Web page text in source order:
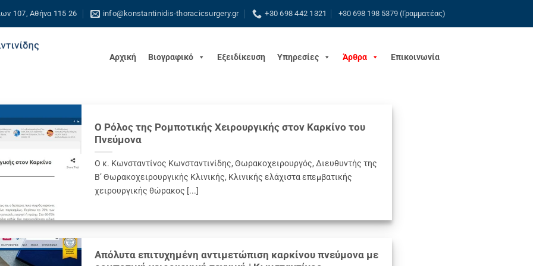
107, Αθήνα 115 26 info@konstantinidis-thoracicsurgery.gr +30 698 442 1321 +30 698 198 5379 (Γραμματέας)
Αρχική Βιογραφικό Εξειδίκευση Υπηρεσίες Άρθρα Επικοινωνία
Ο Ρόλος της Ρομποτικής Χειρουργικής στον Καρκίνο του
Πνεύμονα
Ο κ. Κωνσταντίνος Κωνσταντινίδης, Θωρακοχειρουργός, Διευθυντής της
Β’ Θωρακοχειρουργικής Κλινικής, Κλινικής ελάχιστα επεμβατικής
χειρουργικής θώρακος [...]
Απόλυτα επιτυχημένη αντιμετώπιση καρκίνου πνεύμονα με